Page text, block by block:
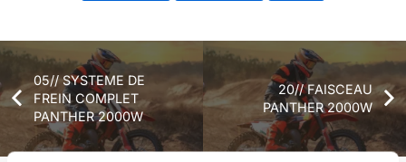
05// SYSTEME DE
FREIN COMPLET
PANTHER 2000W
20// FAISCEAU
PANTHER 2000W